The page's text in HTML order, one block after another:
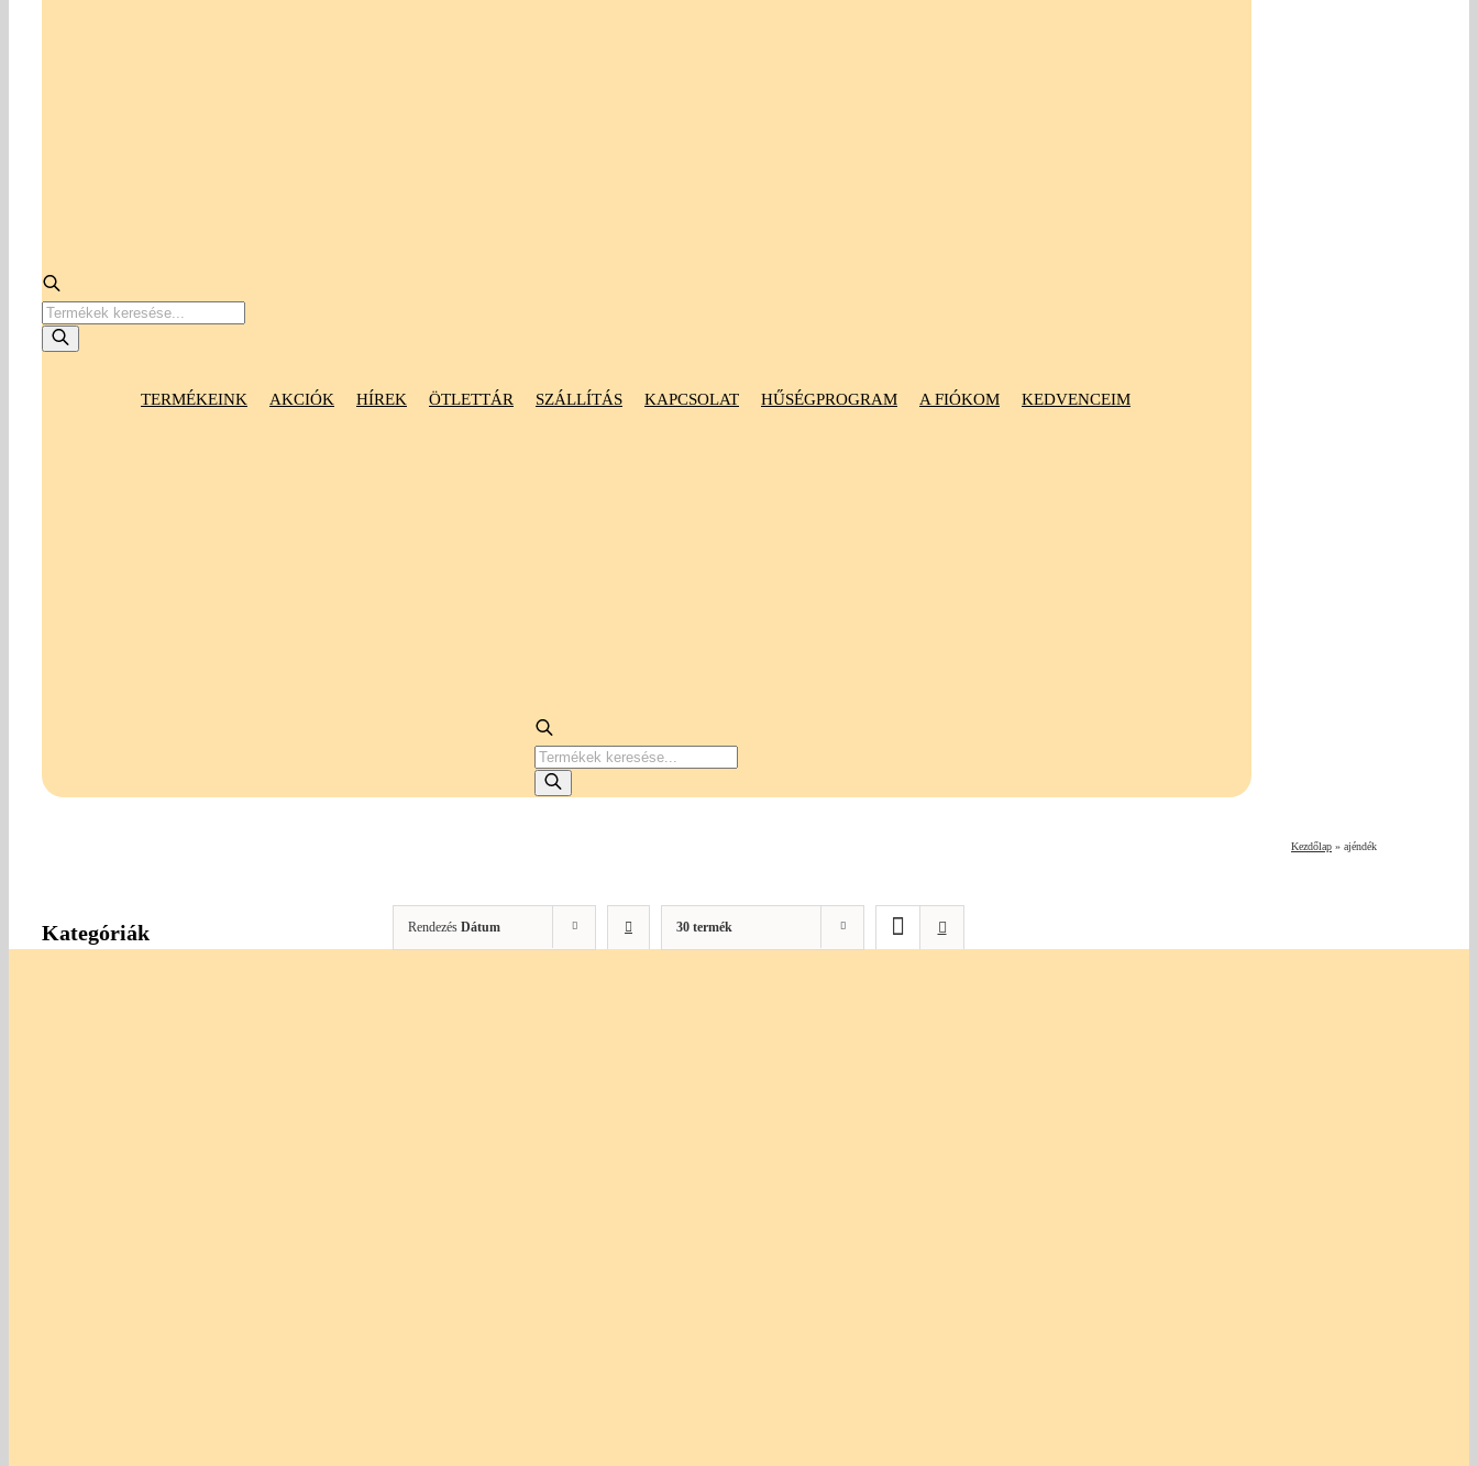
Products
search
TERMÉKEINK AKCIÓK HÍREK ÖTLETTÁR SZÁLLÍTÁS KAPCSOLAT HŰSÉGPROGRAM A FIÓKOM KEDVENCEIM
PRODUCTS
SEARCH
Kezdőlap » ajéndék
Rendezés Dátum 30 termék
Kategóriák